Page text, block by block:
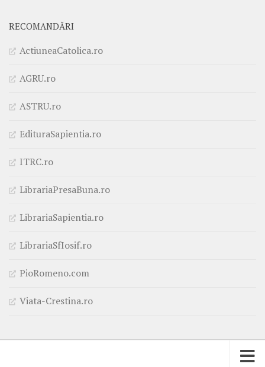
RECOMANDĂRI
ActiuneaCatolica.ro
AGRU.ro
ASTRU.ro
EdituraSapientia.ro
ITRC.ro
LibrariaPresaBuna.ro
LibrariaSapientia.ro
LibrariaSfIosif.ro
PioRomeno.com
Viata-Crestina.ro